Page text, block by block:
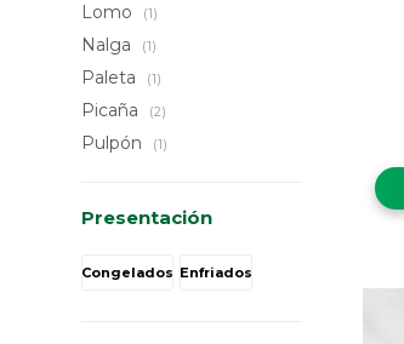
Lomo (1)
Nalga (1)
Paleta (1)
Picaña (2)
Pulpón (1)
Presentación
Congelados Enfriados